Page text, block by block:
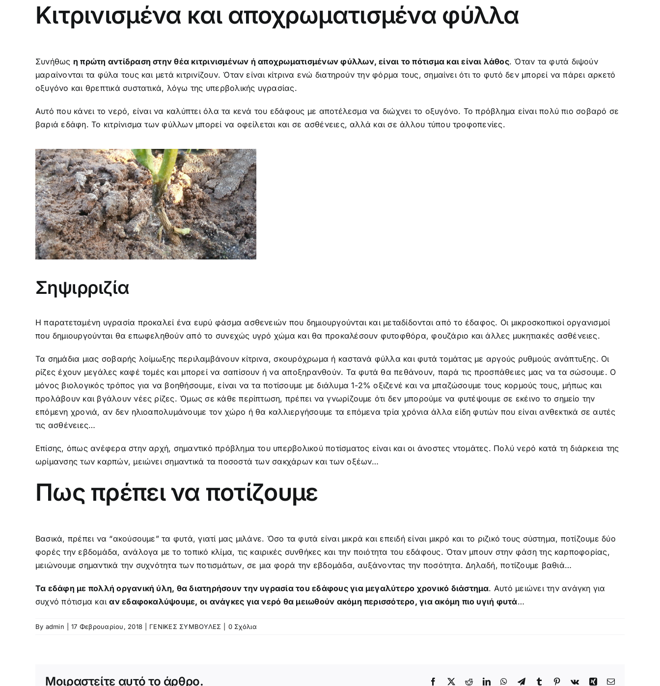
Κιτρινισμένα και αποχρωματισμένα φύλλα
Συνήθως η πρώτη αντίδραση στην θέα κιτρινισμένων ή αποχρωματισμένων φύλλων, είναι το πότισμα και είναι λάθος. Όταν τα φυτά διψούν
μαραίνονται τα φύλα τους και μετά κιτρινίζουν. Όταν είναι κίτρινα ενώ διατηρούν την φόρμα τους, σημαίνει ότι το φυτό δεν μπορεί να πάρει αρκετό
οξυγόνο και θρεπτικά συστατικά, λόγω της υπερβολικής υγρασίας.
Αυτό που κάνει το νερό, είναι να καλύπτει όλα τα κενά του εδάφους με αποτέλεσμα να διώχνει το οξυγόνο. Το πρόβλημα είναι πολύ πιο σοβαρό σε
βαριά εδάφη. Το κιτρίνισμα των φύλλων μπορεί να οφείλεται και σε ασθένειες, αλλά και σε άλλου τύπου τροφοπενίες.
Σηψιρριζία
Η παρατεταμένη υγρασία προκαλεί ένα ευρύ φάσμα ασθενειών που δημιουργούνται και μεταδίδονται από το έδαφος. Οι μικροσκοπικοί οργανισμοί
που δημιουργούνται θα επωφεληθούν από το συνεχώς υγρό χώμα και θα προκαλέσουν φυτοφθόρα, φουζάριο και άλλες μυκητιακές ασθένειες.
Τα σημάδια μιας σοβαρής λοίμωξης περιλαμβάνουν κίτρινα, σκουρόχρωμα ή καστανά φύλλα και φυτά τομάτας με αργούς ρυθμούς ανάπτυξης. Οι
ρίζες έχουν μεγάλες καφέ τομές και μπορεί να σαπίσουν ή να αποξηρανθούν. Τα φυτά θα πεθάνουν, παρά τις προσπάθειες μας να τα σώσουμε. Ο
μόνος βιολογικός τρόπος για να βοηθήσουμε, είναι να τα ποτίσουμε με διάλυμα 1-2% οξιζενέ και να μπαζώσουμε τους κορμούς τους, μήπως και
προλάβουν και βγάλουν νέες ρίζες. Όμως σε κάθε περίπτωση, πρέπει να γνωρίζουμε ότι δεν μπορούμε να φυτέψουμε σε εκέινο το σημείο την
επόμενη χρονιά, αν δεν ηλιοαπολυμάνουμε τον χώρο ή θα καλλιεργήσουμε τα επόμενα τρία χρόνια άλλα είδη φυτών που είναι ανθεκτικά σε αυτές
τις ασθένειες…
Επίσης, όπως ανέφερα στην αρχή, σημαντικό πρόβλημα του υπερβολικού ποτίσματος είναι και οι άνοστες ντομάτες. Πολύ νερό κατά τη διάρκεια της
ωρίμανσης των καρπών, μειώνει σημαντικά τα ποσοστά των σακχάρων και των οξέων…
Πως πρέπει να ποτίζουμε
Βασικά, πρέπει να “ακούσουμε” τα φυτά, γιατί μας μιλάνε. Όσο τα φυτά είναι μικρά και επειδή είναι μικρό και το ριζικό τους σύστημα, ποτίζουμε δύο
φορές την εβδομάδα, ανάλογα με το τοπικό κλίμα, τις καιρικές συνθήκες και την ποιότητα του εδάφους. Όταν μπουν στην φάση της καρποφορίας,
μειώνουμε σημαντικά την συχνότητα των ποτισμάτων, σε μια φορά την εβδομάδα, αυξάνοντας την ποσότητα. Δηλαδή, ποτίζουμε βαθιά…
Τα εδάφη με πολλή οργανική ύλη, θα διατηρήσουν την υγρασία του εδάφους για μεγαλύτερο χρονικό διάστημα. Αυτό μειώνει την ανάγκη για
συχνό πότισμα καιαν εδαφοκαλύψουμε, οι ανάγκες για νερό θα μειωθούν ακόμη περισσότερο, για ακόμη πιο υγιή φυτά…
By admin 17 Φεβρουαρίου, 2018 ΓΕΝΙΚΕΣ ΣΥΜΒΟΥΛΕΣ 0 Σχόλια
Μοιραστείτε αυτό το άρθρο. Facebook
X RedditLinkedInWhatsApp
TelegramTumblr Pinterest
Vk Xing Email